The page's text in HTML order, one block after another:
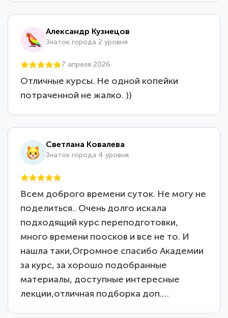
Александр Кузнецов
Знаток города 2 уровня
7 апреля 2026
Отличные курсы. Не одной копейки
потраченной не жалко. ))
Светлана Ковалева
Знаток города 4 уровня
Всем доброго времени суток. Не могу не
поделиться.. Очень долго искала
подходящий курс переподготовки,
много времени поосков и все не то. И
нашла таки,Огромное спасибо Академии
за курс, за хорошо подобранные
материалы, доступные интересные
лекции,отличная подборка доп.…